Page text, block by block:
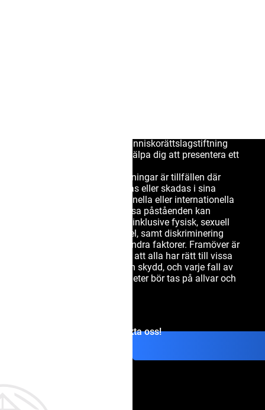
komplexiteten i svensk människorättslagstiftning
och är dedikerade till att hjälpa dig att presentera ett
Mänskliga rättighetskränkningar är tillfällen där
individer eller grupper nekas eller skadas i sina
grundläggande konstitutionella eller internationella
mänskliga rättigheter. Dessa påståenden kan
omfatta en rad övergrepp, inklusive fysisk, sexuell
eller emotionell misshandel, samt diskriminering
baserad på ras, kön eller andra faktorer. Framöver är
det viktigt att komma ihåg att alla har rätt till vissa
grundläggande friheter och skydd, och varje fall av
kränkning av dessa rättigheter bör tas på allvar och
Kontakta oss!